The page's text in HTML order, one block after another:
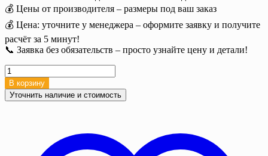
💰 Цены от производителя – размеры под ваш заказ
💰 Цена: уточните у менеджера – оформите заявку и получите
расчёт за 5 минут!
📞 Заявка без обязательств – просто узнайте цену и детали!
Количество
товара
Полог
ПВХ
В корзину
Уточнить наличие и стоимость